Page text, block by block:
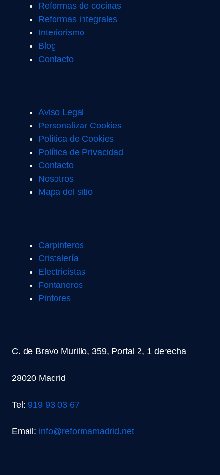
Reformas de cocinas
Reformas integrales
Interiorismo
Blog
Contacto
Aviso Legal
Personalizar Cookies
Política de Cookies
Política de Privacidad
Contacto
Nosotros
Mapa del sitio
Carpinteros
Cristalería
Electricistas
Fontaneros
Pintores
C. de Bravo Murillo, 359, Portal 2, 1 derecha
28020 Madrid
Tel: 919 93 03 67
Email: info@reformamadrid.net